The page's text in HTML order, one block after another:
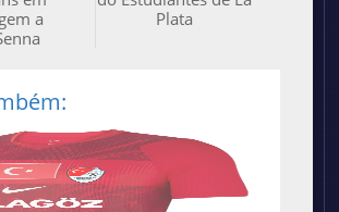
Plata
a